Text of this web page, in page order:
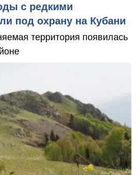
с редкими
под охрану на Кубани
территория появилась